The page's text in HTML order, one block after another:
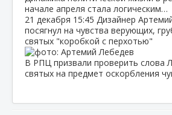
начале апреля стала логическим…
21 декабря 15:45 Дизайнер
посягнул на чувства верующих,
святых "коробкой с перхотью"
В РПЦ призвали проверить слова
святых на предмет оскорбления